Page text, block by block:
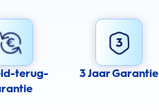
terug-
3 Jaar Garantie